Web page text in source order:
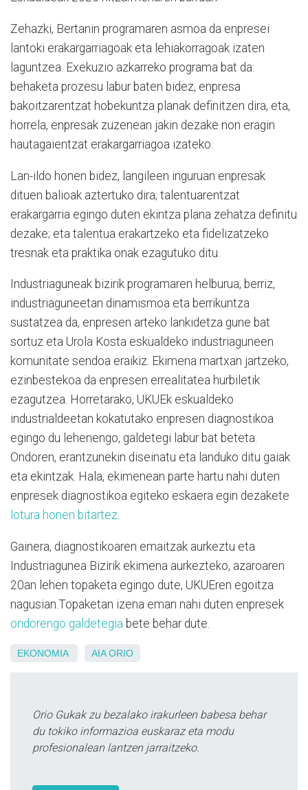
Zehazki, Bertanin programaren asmoa da enpresei
lantoki erakargarriagoak eta lehiakorragoak izaten
laguntzea. Exekuzio azkarreko programa bat da:
behaketa prozesu labur baten bidez, enpresa
bakoitzarentzat hobekuntza planak definitzen dira, eta,
horrela, enpresak zuzenean jakin dezake non eragin
hautagaientzat erakargarriagoa izateko.
Lan-ildo honen bidez, langileen inguruan enpresak
dituen balioak aztertuko dira; talentuarentzat
erakargarria egingo duten ekintza plana zehatza definitu
dezake; eta talentua erakartzeko eta fidelizatzeko
tresnak eta praktika onak ezagutuko ditu.
Industriaguneak bizirik programaren helburua, berriz,
industriaguneetan dinamismoa eta berrikuntza
sustatzea da, enpresen arteko lankidetza gune bat
sortuz eta Urola Kosta eskualdeko industriaguneen
komunitate sendoa eraikiz. Ekimena martxan jartzeko,
ezinbestekoa da enpresen errealitatea hurbiletik
ezagutzea. Horretarako, UKUEk eskualdeko
industrialdeetan kokatutako enpresen diagnostikoa
egingo du lehenengo, galdetegi labur bat beteta.
Ondoren, erantzunekin diseinatu eta landuko ditu gaiak
eta ekintzak. Hala, ekimenean parte hartu nahi duten
enpresek diagnostikoa egiteko eskaera egin dezakete
lotura honen bitartez.
Gainera, diagnostikoaren emaitzak aurkeztu eta
Industriagunea Bizirik ekimena aurkezteko, azaroaren
20an lehen topaketa egingo dute, UKUEren egoitza
nagusian.Topaketan izena eman nahi duten enpresek
ondorengo galdetegia bete behar dute.
EKONOMIA AIA ORIO
Orio Gukak zu bezalako irakurleen babesa behar
du tokiko informazioa euskaraz eta modu
profesionalean lantzen jarraitzeko.